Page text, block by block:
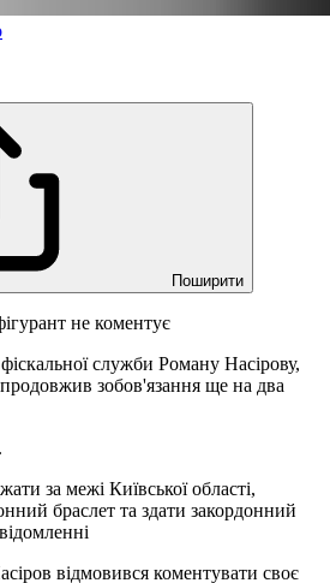
Поширити
не коментує
служби Роману Насірову,
зобов'язання ще на два
за межі Київської області,
браслет та здати закордонний
відмовився коментувати своє